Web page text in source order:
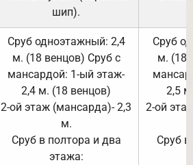
шип).
Сруб одноэтажный: 2,4
м. (18 венцов) Сруб с
мансардой: 1-ый этаж-
2,4 м. (18 венцов)
2-ой этаж (мансарда)- 2,3
м.
Сруб в полтора и два
этажа:
Сруб
м. (18
2,5
2-ой
Сруб